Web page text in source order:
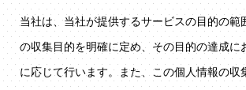
当社は、当社が提供するサービスの目的の範
の収集目的を明確に定め、その目的の達成に
に応じて行います。また、この個人情報の収